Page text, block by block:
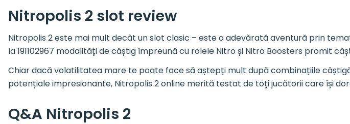
Nitropolis 2 slot review
Nitropolis 2 este mai mult decât un slot clasic – este o adevărată aventură prin
la 191102967 modalități de câștig împreună cu rolele Nitro și Nitro Boosters promit
Chiar dacă volatilitatea mare te poate face să aștepți mult după combinațiile
potențiale impresionante, Nitropolis 2 online merită testat de toți jucătorii care își
Q&A Nitropolis 2